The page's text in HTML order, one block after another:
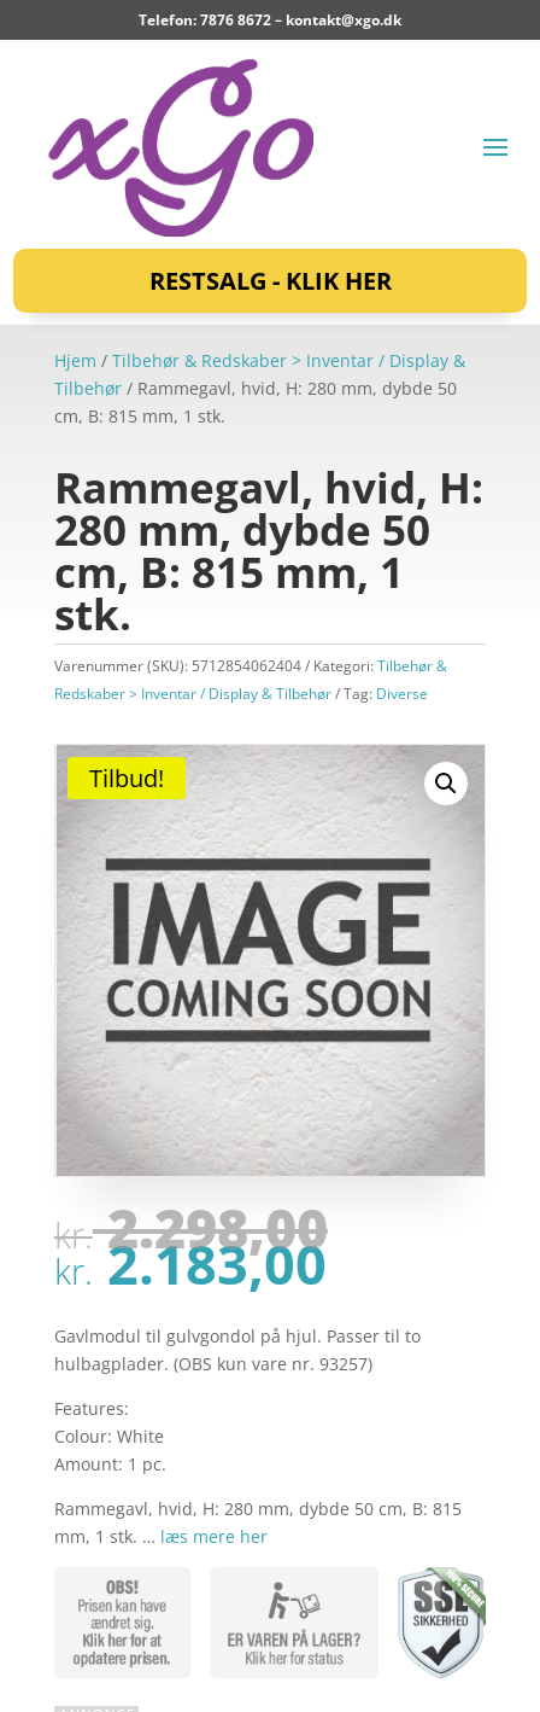
Telefon: 7876 8672 – kontakt@xgo.dk
RESTSALG - KLIK HER
Hjem / Tilbehør & Redskaber > Inventar / Display &
Tilbehør/ Rammegavl, hvid, H: 280 mm, dybde 50
cm, B: 815 mm, 1 stk.
Rammegavl, hvid, H:
280 mm, dybde 50
cm, B: 815 mm, 1
stk.
Varenummer (SKU): 5712854062404 Kategori:Tilbehør &
Redskaber > Inventar / Display & Tilbehør
Tag: Diverse
Tilbud!
kr.2.298,00Den
var:
kr.
kr.2.183,00Den
pris
er:
kr.
Gavlmodul til gulvgondol på hjul. Passer til to
hulbagplader. (OBS kun vare nr. 93257)
Features:
Colour: White
Amount: 1 pc.
Rammegavl, hvid, H: 280 mm, dybde 50 cm, B: 815
mm, 1 stk. … læs mere her